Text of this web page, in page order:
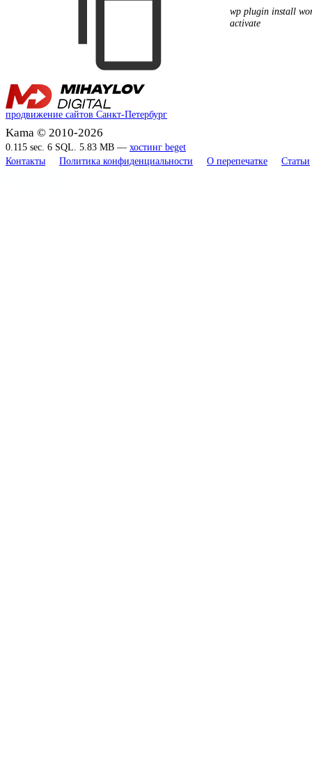
wp plugin install
activate
продвижение сайтов Санкт-Петербург
Kama © 2010-2026
0.115 sec. 6 SQL. 5.83 MB — хостинг beget
Контакты
Политика конфиденциальности О перепечатке Статьи